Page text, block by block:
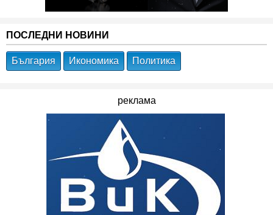
ПОСЛЕДНИ НОВИНИ
България Икономика Политика
реклама